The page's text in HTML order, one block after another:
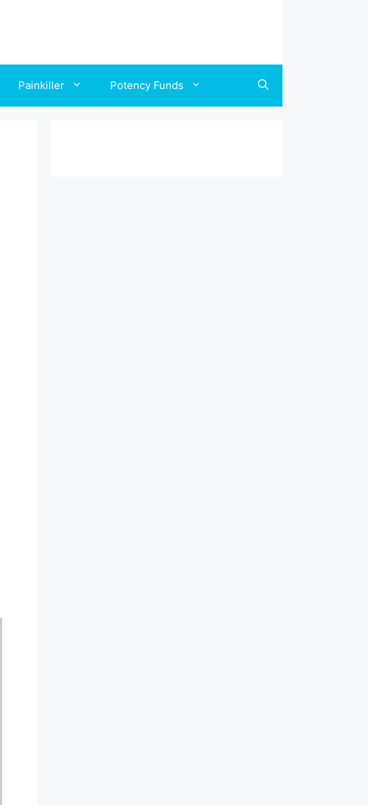
Painkiller Potency Funds